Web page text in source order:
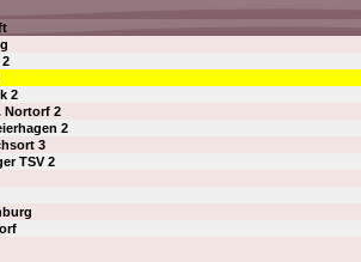
2
2
Nortorf 2
2
3
TSV 2